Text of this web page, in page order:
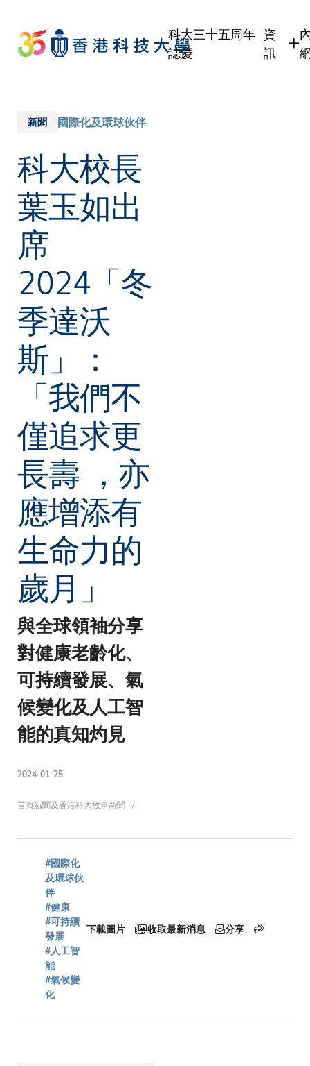
main
content
科大三十五周年
誌慶
資
訊
新聞 國際化及環球伙伴
科大校長
葉玉如出
席
2024「冬
季達沃
斯」：
「我們不
僅追求更
長壽 ，亦
應增添有
生命力的
歲月」
與全球領袖分享
對健康老齡化、
可持續發展、氣
候變化及人工智
能的真知灼見
2024-01-25
導
航
連
結
首頁新聞及香港科大故事新聞
#國際化
及環球伙
伴
#健康
#可持續
發展
#人工智
能
#氣候變
化
下載圖片 收取最新消息 分享